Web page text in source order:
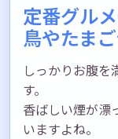
定番グル
鳥やたま
しっかりお腹を
す。
香ばしい煙が漂
いますよね。